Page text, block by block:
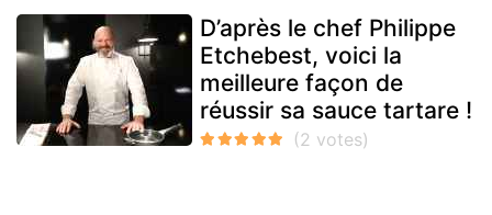
D’après le chef Philippe
Etchebest, voici la
meilleure façon de
réussir sa sauce tartare !